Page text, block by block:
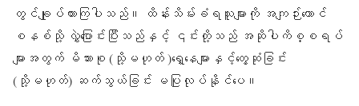
တွင်ချုပ်ထားကြပါသည်။ ထိန်းသိမ်းခံရသူများကို အကျဉ်းထောင်
စနစ်သို့ လွှဲပြောင်းပြီးသည်နှင့် ၎င်းတို့သည် အဆိုပါကိစ္စရပ်
များအတွက် မိသားစု (သို့မဟုတ် )ရှေ့နေများနှင့်တွေ့ဆုံခြင်း
(သို့မဟုတ်) ဆက်သွယ်ခြင်း မပြုလုပ်နိုင်ပေ။